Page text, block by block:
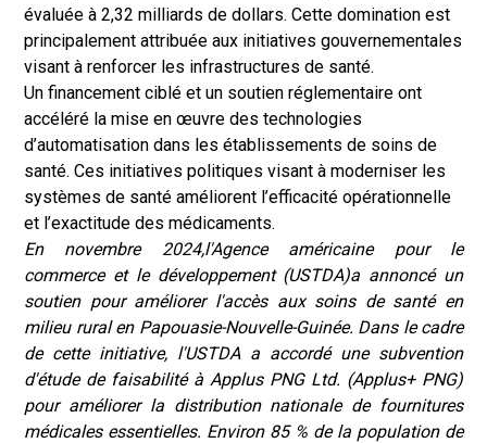
évaluée à 2,32 milliards de dollars. Cette domination est
principalement attribuée aux initiatives gouvernementales
visant à renforcer les infrastructures de santé.
Un financement ciblé et un soutien réglementaire ont
accéléré la mise en œuvre des technologies
d’automatisation dans les établissements de soins de
santé. Ces initiatives politiques visant à moderniser les
systèmes de santé améliorent l’efficacité opérationnelle
et l’exactitude des médicaments.
En novembre 2024,l'Agence américaine pour le
commerce et le développement (USTDA)a annoncé un
soutien pour améliorer l'accès aux soins de santé en
milieu rural en Papouasie-Nouvelle-Guinée. Dans le cadre
de cette initiative, l'USTDA a accordé une subvention
d'étude de faisabilité à Applus PNG Ltd. (Applus+ PNG)
pour améliorer la distribution nationale de fournitures
médicales essentielles. Environ 85 % de la population de